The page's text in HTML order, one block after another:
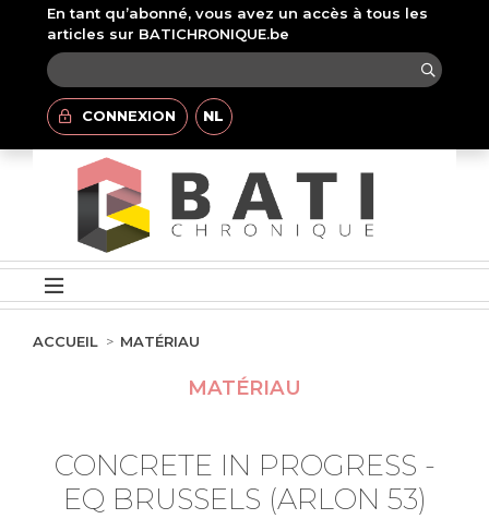
En tant qu’abonné, vous avez un accès à tous les
articles sur BATICHRONIQUE.be
CONNEXION NL
ACCUEIL MATÉRIAU
MATÉRIAU
CONCRETE IN PROGRESS -
EQ BRUSSELS (ARLON 53)